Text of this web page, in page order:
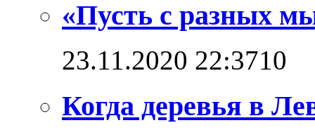
«Пусть с разных
23.11.2020 22:3710
Когда деревья в